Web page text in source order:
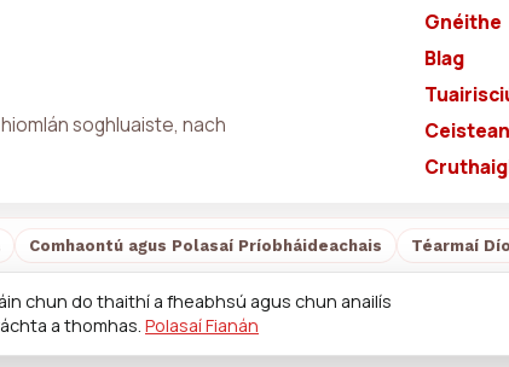
soghluaiste, nach
Gnéithe
Blag
Comhaontú agus Polasaí Príobháideachais Téarmaí
chun do thaithí a fheabhsú agus chun anailís
a thomhas. Polasaí Fianán